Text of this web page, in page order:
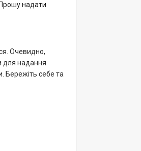
надати
Очевидно,
для надання
Бережіть себе та